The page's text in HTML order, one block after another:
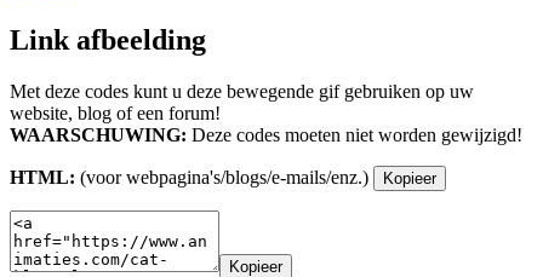
Link afbeelding
Met deze codes kunt u deze bewegende gif gebruiken op uw
website, blog of een forum!
WAARSCHUWING: Deze codes moeten niet worden gewijzigd!
HTML: (voor webpagina's/blogs/e-mails/enz.) Kopieer
Kopieer